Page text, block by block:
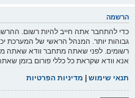
הרשמה
כדי להתחבר אתה חייב להיות רשום.
גבוהות יותר. המנהל הראשי של המערכת
רשומים. לפני שאתה מתחבר וודא שאתה
אנא וודא שקראת כל כללי פורום בזמן
תנאי שימוש | מדיניות הפרטיות